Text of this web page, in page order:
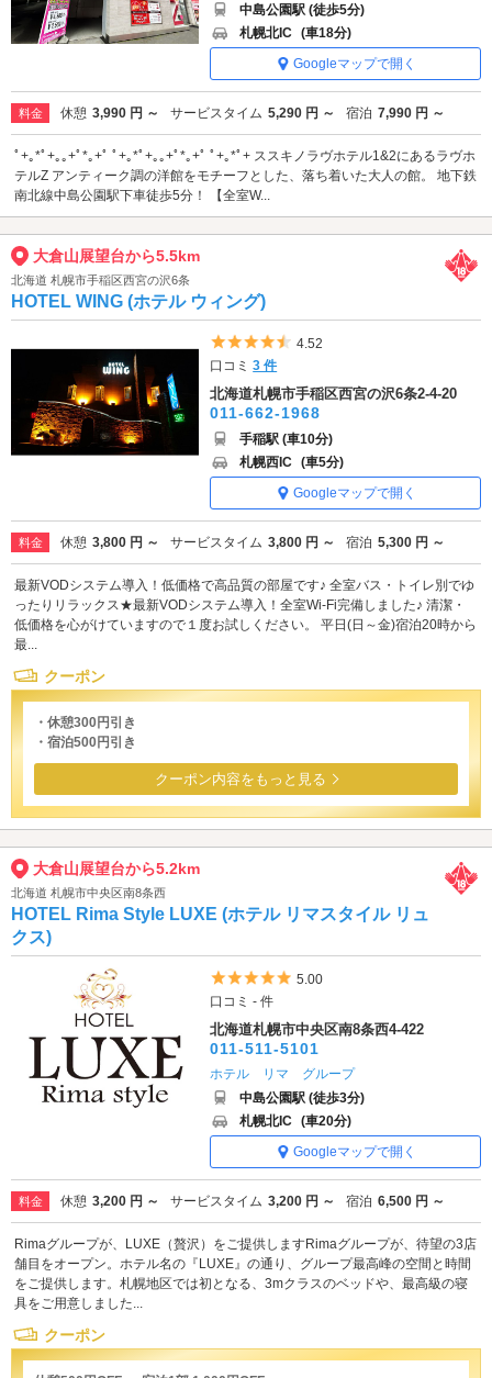
中島公園駅 (徒歩5分)
札幌北IC (車18分)
Googleマップで開く
料金 休憩 3,990 円 ～ サービスタイム 5,290 円 ～ 宿泊 7,990 円 ～
ﾟ+｡*ﾟ+｡｡+ﾟ*｡+ﾟ ﾟ+｡*ﾟ+｡｡+ﾟ*｡+ﾟ ﾟ+｡*ﾟ+ ススキノラヴホテル1&2にあるラヴホ
テルZ アンティーク調の洋館をモチーフとした、落ち着いた大人の館。 地下鉄
南北線中島公園駅下車徒歩5分！ 【全室W...
大倉山展望台から5.5km
北海道 札幌市手稲区西宮の沢6条
HOTEL WING (ホテル ウィング)
5つ星のうち4.5
4.52
口コミ3 件
北海道札幌市手稲区西宮の沢6条2-4-20
011-662-1968
手稲駅 (車10分)
札幌西IC (車5分)
Googleマップで開く
料金 休憩 3,800 円 ～ サービスタイム 3,800 円 ～ 宿泊 5,300 円 ～
最新VODシステム導入！低価格で高品質の部屋です♪ 全室バス・トイレ別でゆ
ったりリラックス★最新VODシステム導入！全室Wi-Fi完備しました♪ 清潔・
低価格を心がけていますので１度お試しください。 平日(日～金)宿泊20時から
最...
クーポン
・休憩300円引き
・宿泊500円引き
クーポン内容をもっと見る
大倉山展望台から5.2km
北海道 札幌市中央区南8条西
HOTEL Rima Style LUXE (ホテル リマスタイル リュ
クス)
5つ星のうち5
5.00
口コミ - 件
北海道札幌市中央区南8条西4-422
011-511-5101
ホテル リマ グループ
中島公園駅 (徒歩3分)
札幌北IC (車20分)
Googleマップで開く
料金 休憩 3,200 円 ～ サービスタイム 3,200 円 ～ 宿泊 6,500 円 ～
Rimaグループが、LUXE（贅沢）をご提供しますRimaグループが、待望の3店
舗目をオープン。ホテル名の『LUXE』の通り、グループ最高峰の空間と時間
をご提供します。札幌地区では初となる、3mクラスのベッドや、最高級の寝
具をご用意しました...
クーポン